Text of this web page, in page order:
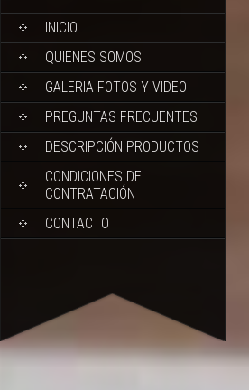
INICIO
QUIENES SOMOS
GALERIA FOTOS Y VIDEO
PREGUNTAS FRECUENTES
DESCRIPCIÓN PRODUCTOS
CONDICIONES DE
CONTRATACIÓN
CONTACTO